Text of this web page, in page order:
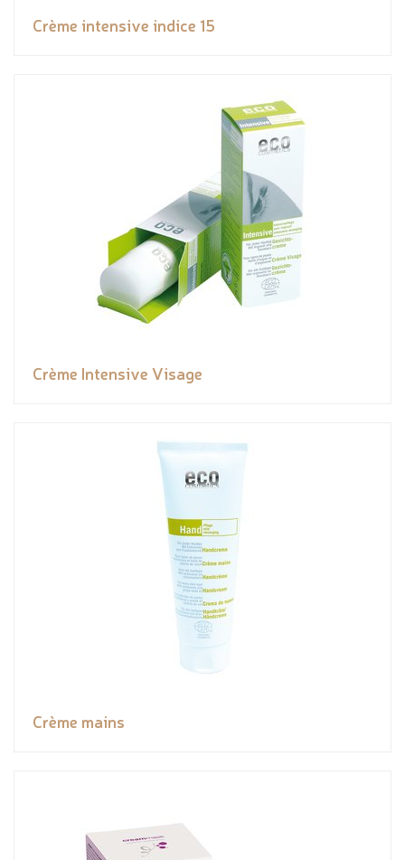
Crème intensive indice 15
Crème Intensive Visage
Crème mains